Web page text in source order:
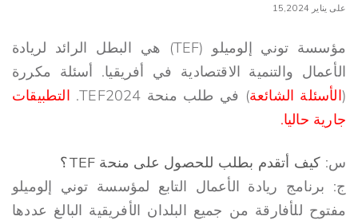
على يناير 15,2024
مؤسسة توني إلوميلو (TEF) هي البطل الرائد لريادة
الأعمال والتنمية الاقتصادية في أفريقيا. أسئلة مكررة
(الأسئلة الشائعة) في طلب منحة TEF2024.
التطبيقات
جارية حاليا.
س: كيف أتقدم بطلب للحصول على منحة TEF؟
ج: برنامج ريادة الأعمال التابع لمؤسسة توني إلوميلو
مفتوح للأفارقة من جميع البلدان الأفريقية البالغ عددها